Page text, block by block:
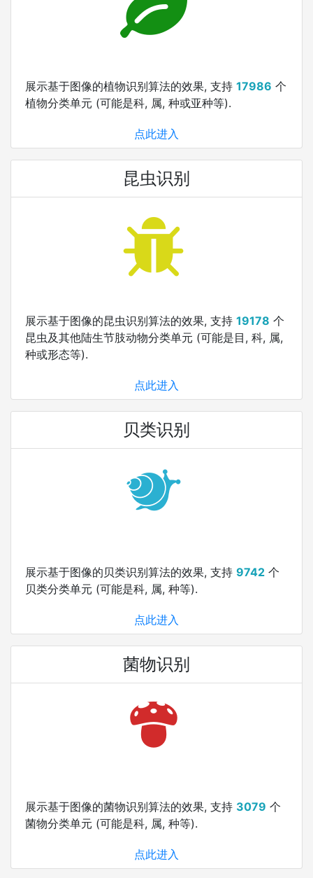
展示基于图像的植物识别算法的效果, 支持 17986 个
植物分类单元 (可能是科, 属, 种或亚种等).
点此进入
昆虫识别
展示基于图像的昆虫识别算法的效果, 支持 19178 个
昆虫及其他陆生节肢动物分类单元 (可能是目, 科, 属,
种或形态等).
点此进入
贝类识别
展示基于图像的贝类识别算法的效果, 支持 9742 个
贝类分类单元 (可能是科, 属, 种等).
点此进入
菌物识别
展示基于图像的菌物识别算法的效果, 支持 3079 个
菌物分类单元 (可能是科, 属, 种等).
点此进入